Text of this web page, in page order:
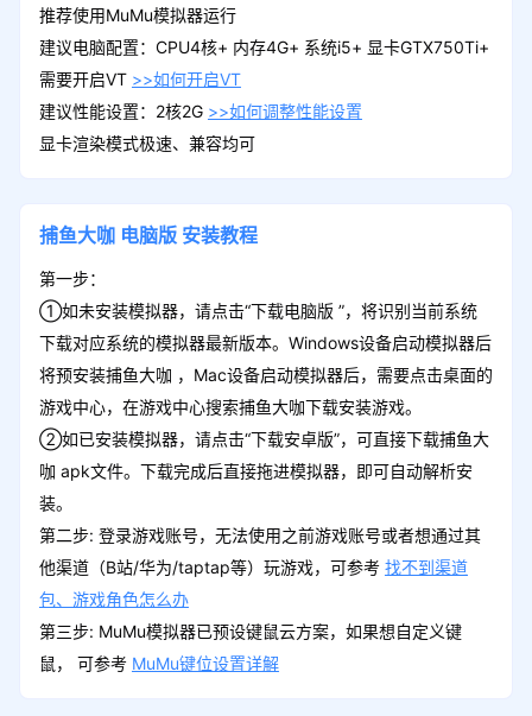
推荐使用MuMu模拟器运行
建议电脑配置：CPU4核+ 内存4G+ 系统i5+ 显卡GTX750Ti+
需要开启VT >>如何开启VT
建议性能设置：2核2G >>如何调整性能设置
显卡渲染模式极速、兼容均可
捕鱼大咖 电脑版 安装教程
第一步：
①如未安装模拟器，请点击“下载电脑版 ”，将识别当前系统
下载对应系统的模拟器最新版本。Windows设备启动模拟器后
将预安装捕鱼大咖 ，Mac设备启动模拟器后，需要点击桌面的
游戏中心，在游戏中心搜索捕鱼大咖下载安装游戏。
②如已安装模拟器，请点击“下载安卓版”，可直接下载捕鱼大
咖 apk文件。下载完成后直接拖进模拟器，即可自动解析安
装。
第二步: 登录游戏账号，无法使用之前游戏账号或者想通过其
他渠道（B站/华为/taptap等）玩游戏，可参考 找不到渠道
包、游戏角色怎么办
第三步: MuMu模拟器已预设键鼠云方案，如果想自定义键
鼠， 可参考 MuMu键位设置详解